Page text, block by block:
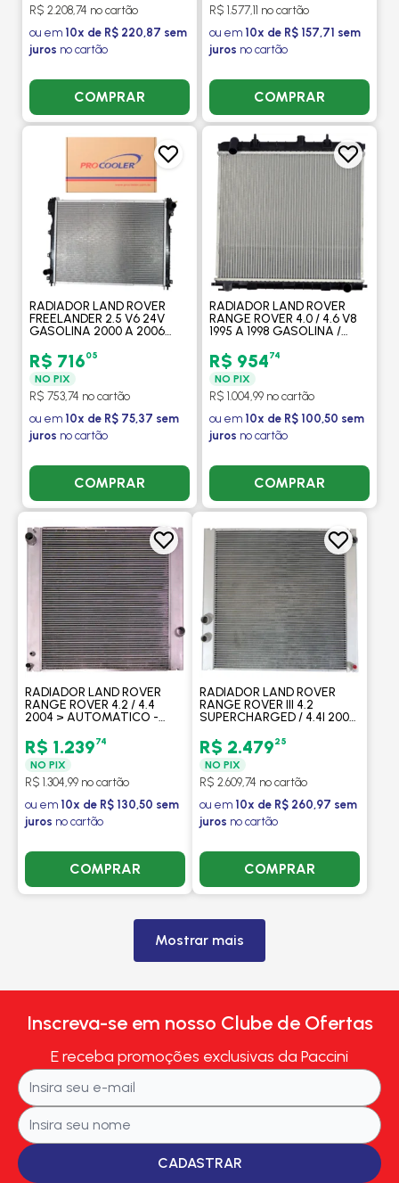
R$ 2.208,74 no cartão
ou em 10x de R$ 220,87 sem
juros no cartão
COMPRAR
R$ 1.577,11 no cartão
ou em 10x de R$ 157,71 sem
juros no cartão
COMPRAR
RADIADOR LAND ROVER
FREELANDER 2.5 V6 24V
GASOLINA 2000 A 2006
PROCOOLER
R$ 71605
NO PIX
R$ 753,74 no cartão
ou em 10x de R$ 75,37 sem
juros no cartão
COMPRAR
RADIADOR LAND ROVER
RANGE ROVER 4.0 / 4.6 V8
1995 A 1998 GASOLINA /
R$ 95474
NO PIX
R$ 1.004,99 no cartão
ou em 10x de R$ 100,50 sem
juros no cartão
COMPRAR
RADIADOR LAND ROVER
RANGE ROVER 4.2 / 4.4
2004 > AUTOMATICO -
R$ 1.23974
NO PIX
R$ 1.304,99 no cartão
ou em 10x de R$ 130,50 sem
juros no cartão
COMPRAR
RADIADOR LAND ROVER
RANGE ROVER III 4.2
SUPERCHARGED / 4.4I 2005
R$ 2.47925
NO PIX
R$ 2.609,74 no cartão
ou em 10x de R$ 260,97 sem
juros no cartão
COMPRAR
Mostrar mais
Inscreva-se em nosso Clube de Ofertas
E receba promoções exclusivas da Paccini
CADASTRAR